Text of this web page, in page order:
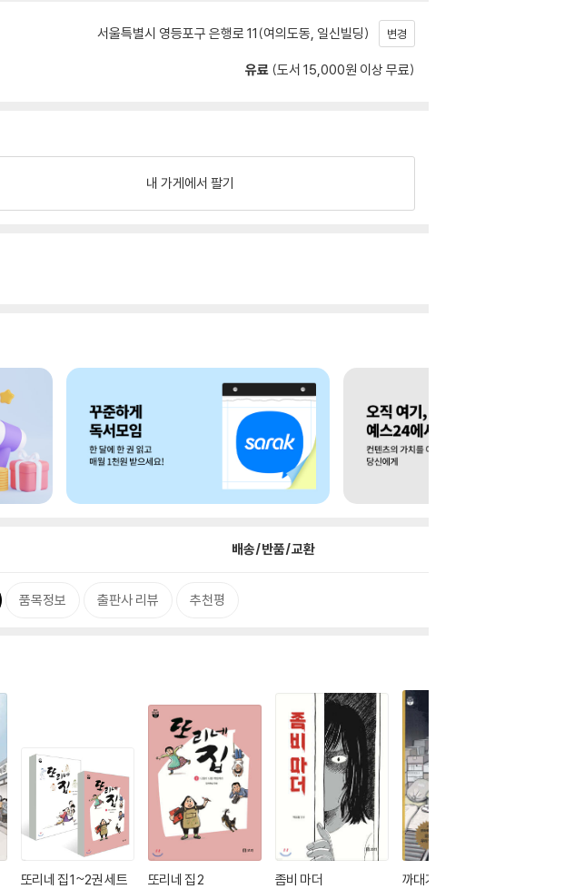
서울특별시 영등포구 은행로 11(여의도동, 일신빌딩) 변경
유료 (도서 15,000원 이상 무료)
내 가게에서 팔기
배송/반품/교환
품목정보 출판사 리뷰 추천평
또리네 집 1~2권 세트 또리네 집 2 좀비 마더 까대기